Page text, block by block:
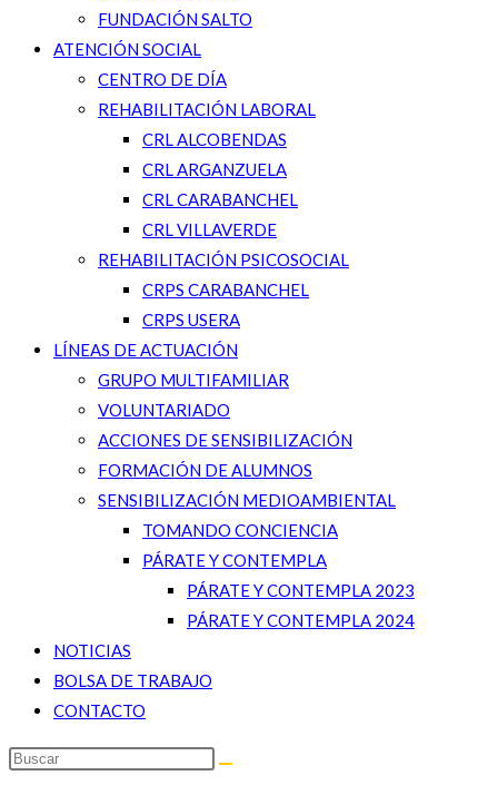
FUNDACIÓN SALTO
ATENCIÓN SOCIAL
CENTRO DE DÍA
REHABILITACIÓN LABORAL
CRL ALCOBENDAS
CRL ARGANZUELA
CRL CARABANCHEL
CRL VILLAVERDE
REHABILITACIÓN PSICOSOCIAL
CRPS CARABANCHEL
CRPS USERA
LÍNEAS DE ACTUACIÓN
GRUPO MULTIFAMILIAR
VOLUNTARIADO
ACCIONES DE SENSIBILIZACIÓN
FORMACIÓN DE ALUMNOS
SENSIBILIZACIÓN MEDIOAMBIENTAL
TOMANDO CONCIENCIA
PÁRATE Y CONTEMPLA
PÁRATE Y CONTEMPLA 2023
PÁRATE Y CONTEMPLA 2024
NOTICIAS
BOLSA DE TRABAJO
CONTACTO